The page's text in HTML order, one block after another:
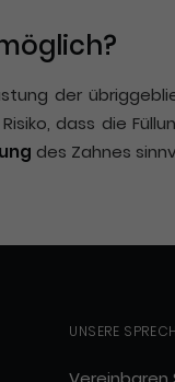
der
dass die
des Zahnes
UNSERE